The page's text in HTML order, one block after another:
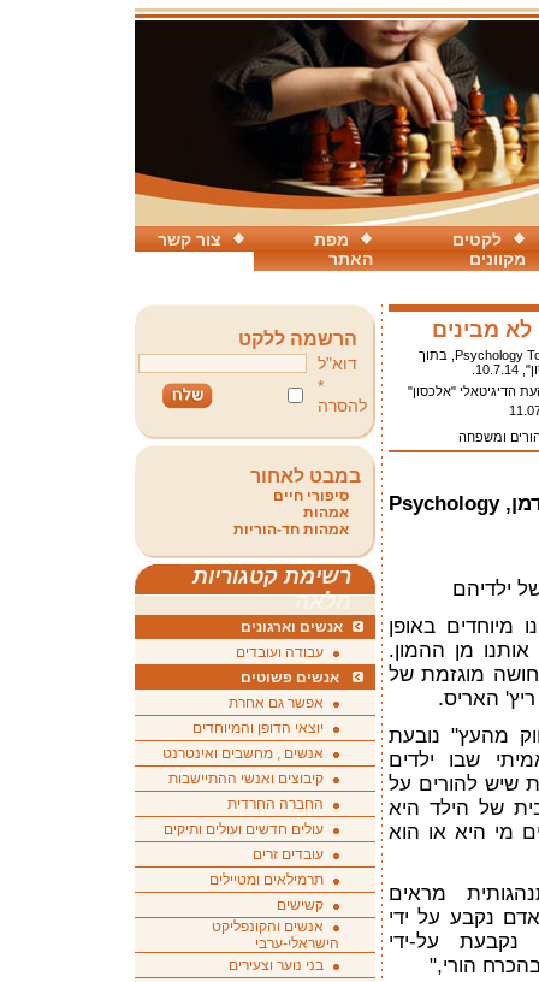
צור קשר
מפת
האתר
לקטים
מקוונים
מבינים
ן, Psychology Today, בתוך
הדיגיטאלי "אלכסון"
ומשפחה
הורים פשוט לא מבינים / ניק פרידמן, Psychology
ילדיהם
מיוחדים באופן
מן ההמון.
מוגזמת של
ריץ' האריס.
מהעץ" נובעת
שבו ילדים
שיש להורים על
של הילד היא
מי היא או הוא
מראים
נקבע על ידי
על-ידי
הורי,"
הרשמה ללקט
דוא"ל
*
להסרה
במבט לאחור
סיפורי חיים
אמהות
אמהות חד-הוריות
רשימת קטגוריות
מלאה
אנשים וארגונים
עבודה ועובדים
אנשים פשוטים
אפשר גם אחרת
יוצאי הדופן והמיוחדים
אנשים , מחשבים ואינטרנט
קיבוצים ואנשי ההתיישבות
החברה החרדית
עולים חדשים ועולים ותיקים
עובדים זרים
תרמילאים ומטיילים
קשישים
אנשים והקונפליקט
הישראלי-ערבי
בני נוער וצעירים